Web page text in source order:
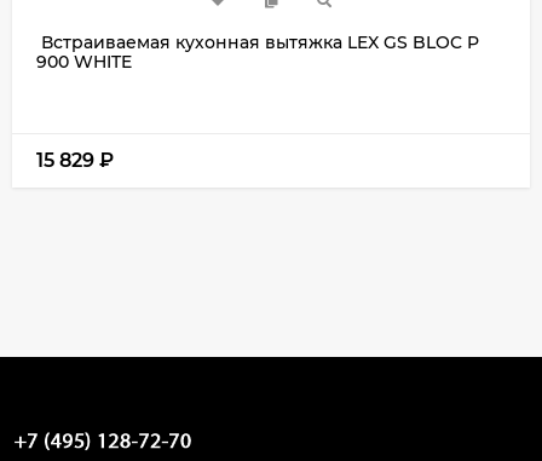
Встраиваемая кухонная вытяжка LEX GS BLOC P
900 WHITE
15 829 ₽